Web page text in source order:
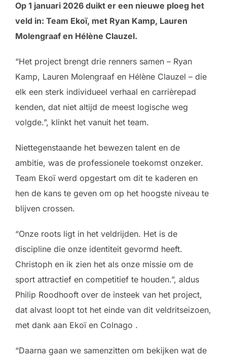
Op 1 januari 2026 duikt er een nieuwe ploeg het
veld in: Team Ekoï, met Ryan Kamp, Lauren
Molengraaf en Hélène Clauzel.
“Het project brengt drie renners samen – Ryan
Kamp, Lauren Molengraaf en Hélène Clauzel – die
elk een sterk individueel verhaal en carrièrepad
kenden, dat niet altijd de meest logische weg
volgde.”, klinkt het vanuit het team.
Niettegenstaande het bewezen talent en de
ambitie, was de professionele toekomst onzeker.
Team Ekoï werd opgestart om dit te kaderen en
hen de kans te geven om op het hoogste niveau te
blijven crossen.
“Onze roots ligt in het veldrijden. Het is de
discipline die onze identiteit gevormd heeft.
Christoph en ik zien het als onze missie om de
sport attractief en competitief te houden.”, aldus
Philip Roodhooft over de insteek van het project,
dat alvast loopt tot het einde van dit veldritseizoen,
met dank aan Ekoï en Colnago .
“Daarna gaan we samenzitten om bekijken wat de